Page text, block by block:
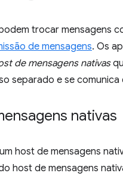
trocar mensagens
de mensagens. Os
de mensagens nativas
separado e se
nativas
host de mensagens
host de mensagens